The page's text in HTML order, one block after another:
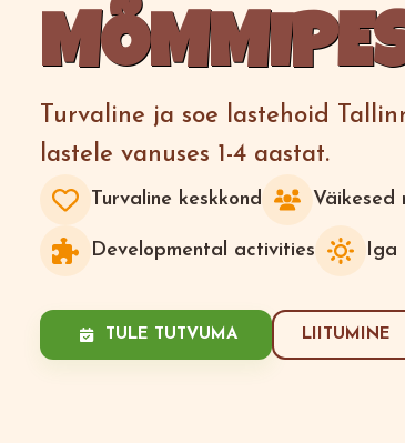
Turvaline ja soe lastehoid
lastele vanuses 1-4 aastat.
Turvaline keskkond Väikesed
Developmental activities Iga
TULE TUTVUMA LIITUMINE